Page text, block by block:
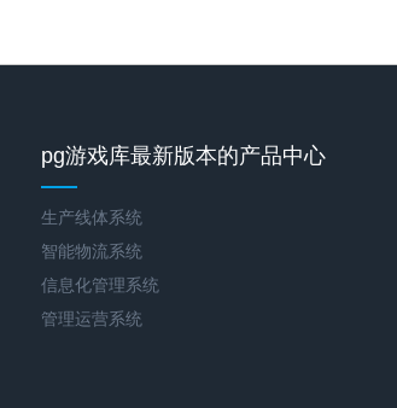
pg游戏库最新版本的产品中心
生产线体系统
智能物流系统
信息化管理系统
管理运营系统